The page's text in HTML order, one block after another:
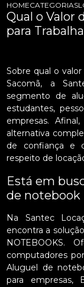
HOMECATEGORIAS
Qual o Valor
para
Sobre qual o
Sacomã, a
segmento de
estudantes,
empresas.
alternativa
de confiança e
respeito de
Está em
de notebook
Na Santec
encontra a
NOTEBOOKS.
computadores
Aluguel de
para empresas,